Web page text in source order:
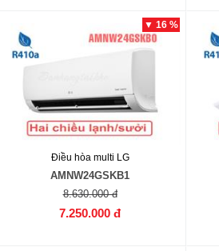
▼ 16 %
Điều hòa multi LG
AMNW24GSKB1
8.630.000 đ
7.250.000 đ